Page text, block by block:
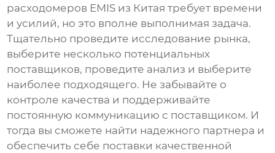
расходомеров EMIS из Китая требует времени
и усилий, но это вполне выполнимая задача.
Тщательно проведите исследование рынка,
выберите несколько потенциальных
поставщиков, проведите анализ и выберите
наиболее подходящего. Не забывайте о
контроле качества и поддерживайте
постоянную коммуникацию с поставщиком. И
тогда вы сможете найти надежного партнера и
обеспечить себе поставки качественной